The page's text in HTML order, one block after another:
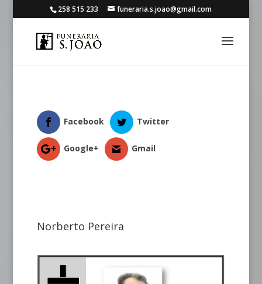
258 515 233 funeraria.s.joao@gmail.com
Facebook Twitter
Google+ Gmail
Norberto Pereira